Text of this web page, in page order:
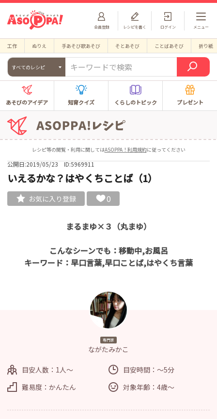
会員登録 ログイン
レシピを書く メニュー
工作 ぬりえ 手あそび歌あそび そとあそび ことばあそび 折り紙
すべてのレシピ
あそびのアイデア 知育クイズ くらしのトピック プレゼント
レシピ等の閲覧・利用に関してはASOPPA！利用規約に従ってください
公開日:2019/05/23 ID:5969911
いえるかな？はやくちことば（1）
お気に入り登録 0
まるまゆ×３（丸まゆ）
こんなシーンでも：移動中,お風呂
キーワード：早口言葉,早口ことば,はやくち言葉
専門家
ながたみかこ
目安人数：1人～
目安時間：～5分
難易度：かんたん
対象年齢：4歳～